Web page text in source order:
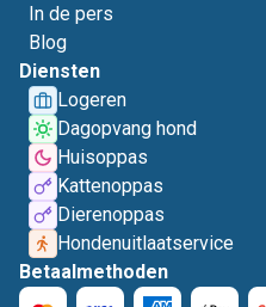
In de pers
Blog
Diensten
Logeren
Dagopvang hond
Huisoppas
Kattenoppas
Dierenoppas
Hondenuitlaatservice
Betaalmethoden